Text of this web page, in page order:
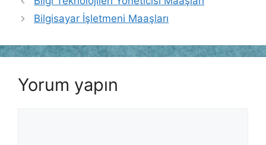
Bilgisayar İşletmeni Maaşları
Yorum yapın